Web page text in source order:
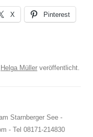
X Pinterest
Helga Müller veröffentlicht.
Starnberger See -
- Tel 08171-214830